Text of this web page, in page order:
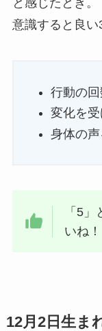
と感じたとき。
意識すると良い
行動の
変化を
身体の声
「5
いね！
12月2日生ま